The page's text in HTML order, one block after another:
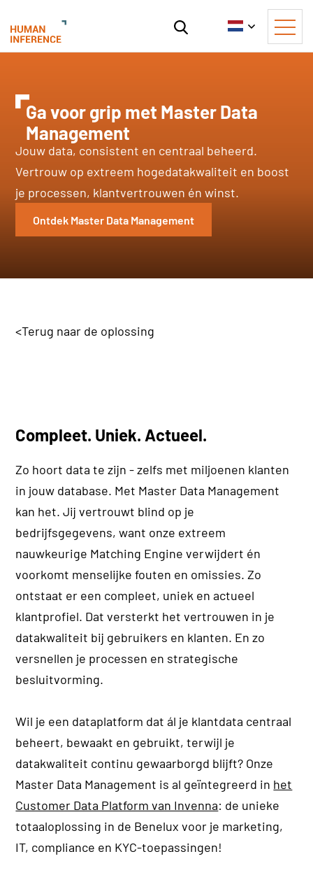
Ga voor grip met Master Data
Management
Jouw data, consistent en centraal beheerd.
Vertrouw op extreem hogedatakwaliteit en boost
je processen, klantvertrouwen én winst.
Ontdek Master Data Management
<Terug naar de oplossing
Compleet. Uniek. Actueel.
Zo hoort data te zijn - zelfs met miljoenen klanten
in jouw database. Met Master Data Management
kan het. Jij vertrouwt blind op je
bedrijfsgegevens, want onze extreem
nauwkeurige Matching Engine verwijdert én
voorkomt menselijke fouten en omissies. Zo
ontstaat er een compleet, uniek en actueel
klantprofiel. Dat versterkt het vertrouwen in je
datakwaliteit bij gebruikers en klanten. En zo
versnellen je processen en strategische
besluitvorming.
Wil je een dataplatform dat ál je klantdata centraal
beheert, bewaakt en gebruikt, terwijl je
datakwaliteit continu gewaarborgd blijft? Onze
Master Data Management is al geïntegreerd in het
Customer Data Platform van Invenna: de unieke
totaaloplossing in de Benelux voor je marketing,
IT, compliance en KYC-toepassingen!